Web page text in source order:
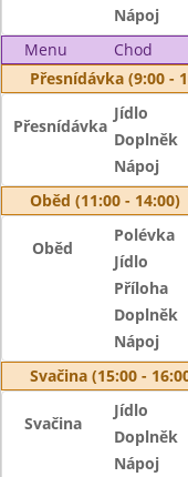
Nápoj
Menu
Chod
Přesnídávka (9:00 -
Přesnídávka
Jídlo
Doplněk
Nápoj
Oběd (11:00 - 14:00)
Oběd
Polévka
Jídlo
Příloha
Doplněk
Nápoj
Svačina (15:00 -
Svačina
Jídlo
Doplněk
Nápoj